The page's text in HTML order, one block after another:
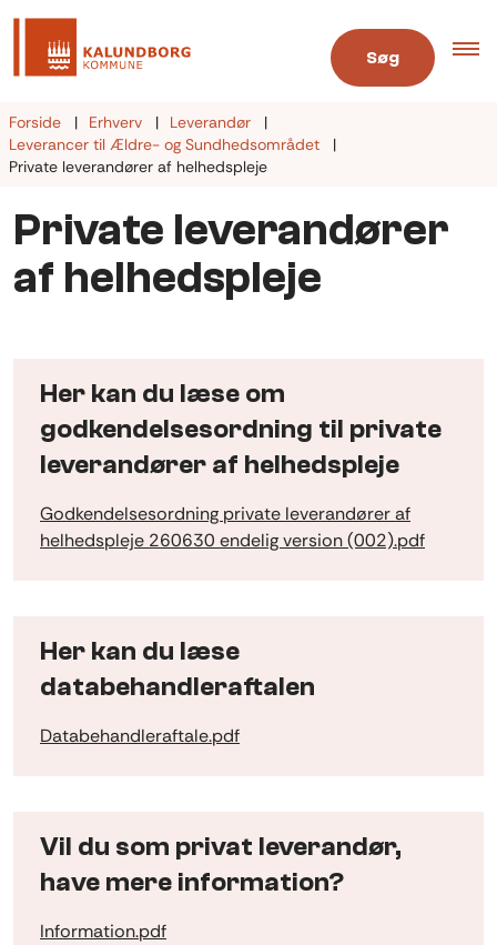
Søg
Forside Erhverv
Leverandør
Leverancer til Ældre- og Sundhedsområdet
Private leverandører af helhedspleje
Private leverandører
af helhedspleje
Her kan du læse om
godkendelsesordning til private
leverandører af helhedspleje
Godkendelsesordning private leverandører af
helhedspleje 260630 endelig version (002).pdf
Her kan du læse
databehandleraftalen
Databehandleraftale.pdf
Vil du som privat leverandør,
have mere information?
Information.pdf